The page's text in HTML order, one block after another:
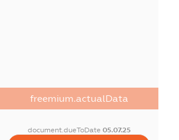
freemium.actualData
document.dueToDate 05.07.25